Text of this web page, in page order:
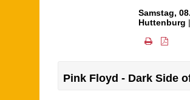
Samstag,
Huttenburg
Pink Floyd - Dark Side